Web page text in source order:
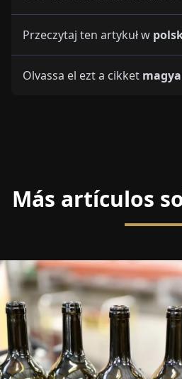
Przeczytaj ten artykuł w
Olvassa el ezt a cikket
Más artículos